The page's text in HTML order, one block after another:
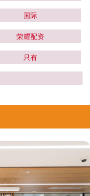
国际
荣耀配资
只有